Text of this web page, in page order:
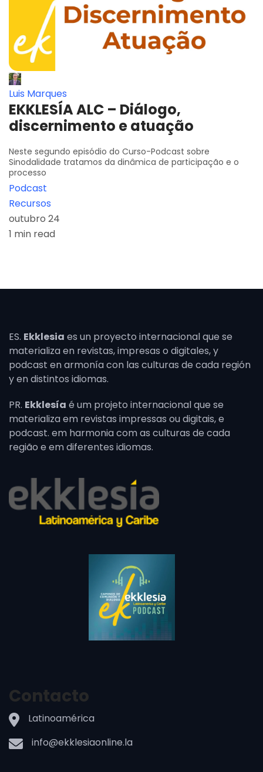
Luis Marques
EKKLESÍA ALC – Diálogo,
discernimento e atuação
Neste segundo episódio do Curso-Podcast sobre
Sinodalidade tratamos da dinâmica de participação e o
processo
Podcast
Recursos
outubro 24
1 min read
ES. Ekklesia es un proyecto internacional que se
materializa en revistas, impresas o digitales, y
podcast en armonía con las culturas de cada región
y en distintos idiomas.
PR. Ekklesía é um projeto internacional que se
materializa em revistas impressas ou digitais, e
podcast. em harmonia com as culturas de cada
região e em diferentes idiomas.
Contacto
Latinoamérica
info@ekklesiaonline.la